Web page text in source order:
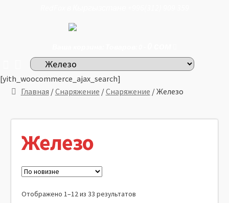
[yith_woocommerce_ajax_search]
Главная /Снаряжение /Снаряжение / Железо
Железо
Отображено 1–12 из 33 результатов